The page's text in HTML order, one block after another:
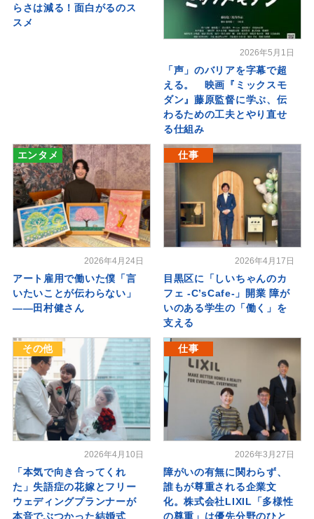
らさは減る！面白がるのス
スメ
2026年5月1日
「声」のバリアを字幕で超
える。 映画『ミックスモ
ダン』藤原監督に学ぶ、伝
わるための工夫とやり直せ
る仕組み
エンタメ
2026年4月24日
アート雇用で働いた僕「言
いたいことが伝わらない」
――田村健さん
仕事
2026年4月17日
目黒区に「しいちゃんのカ
フェ -C’sCafe-」開業 障が
いのある学生の「働く」を
支える
その他
2026年4月10日
「本気で向き合ってくれ
た」失語症の花嫁とフリー
ウェディングプランナーが
本音でぶつかった結婚式
仕事
2026年3月27日
障がいの有無に関わらず、
誰もが尊重される企業文
化。株式会社LIXIL「多様性
の尊重」は優先分野のひと